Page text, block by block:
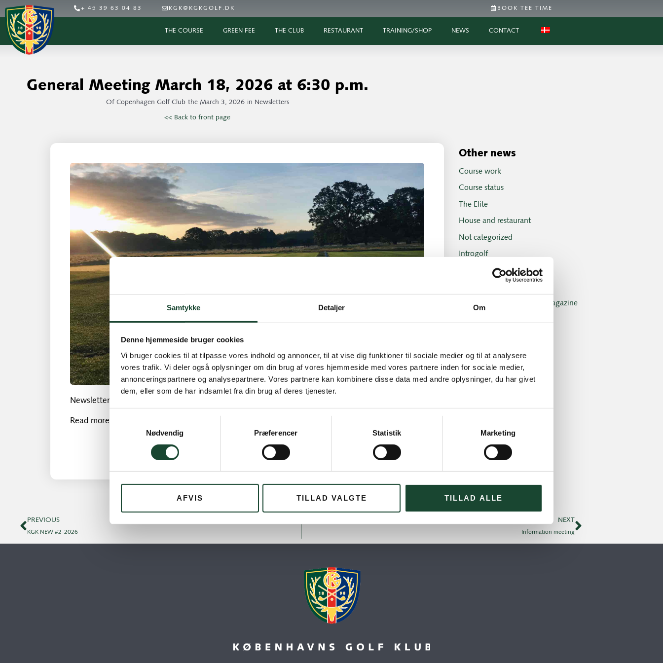
Samtykke Detaljer Om
Denne hjemmeside bruger cookies
Vi bruger cookies til at tilpasse vores indhold og annoncer, til at vise dig funktioner til sociale medier og til at analysere
vores trafik. Vi deler også oplysninger om din brug af vores hjemmeside med vores partnere inden for sociale medier,
annonceringspartnere og analysepartnere. Vores partnere kan kombinere disse data med andre oplysninger, du har givet
dem, eller som de har indsamlet fra din brug af deres tjenester.
Nødvendig
Præferencer Statistik Marketing
AFVIS TILLAD VALGTE TILLAD ALLE
+ 45 39 63 04 83 KGK@KGKGOLF.DK BOOK TEE TIME
THE COURSE GREEN FEE THE CLUB RESTAURANT TRAINING/SHOP NEWS CONTACT
General Meeting March 18, 2026 at 6:30 p.m.
OfCopenhagen Golf Club the March 3, 2026 in Newsletters
<< Back to front page
Newsletter – Notice, report and annual accounts
Read more here:
Other news
Course work
Course status
The Elite
House and restaurant
Not categorized
Introgolf
The Juniors
Club magazine + Annual magazine
Old Boys
Professionals
Social events
Tournament and handicap
PREVIOUS
KGK NEW #2-2026
NEXT
Information meeting